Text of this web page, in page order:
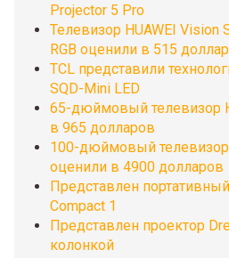
Projector 5 Pro
Телевизор HUAWEI Vision
RGB оценили в 515
TCL представили
SQD-Mini LED
65-дюймовый телевизор
в 965 долларов
100-дюймовый телевизор
оценили в 4900 долларов
Представлен
Compact 1
Представлен проектор
колонкой